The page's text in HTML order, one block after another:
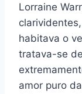
Lorraine
habitava o
tratava-se
amor puro